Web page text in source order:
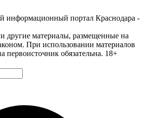
информационный портал Краснодара -
другие материалы, размещенные на
При использовании материалов
первоисточник обязательна. 18+